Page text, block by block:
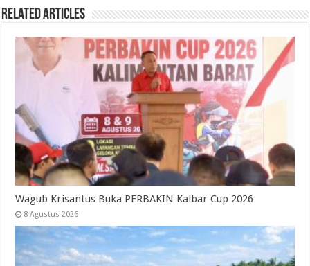
Related Articles
Wagub Krisantus Buka PERBAKIN Kalbar Cup 2026
8 Agustus 2026